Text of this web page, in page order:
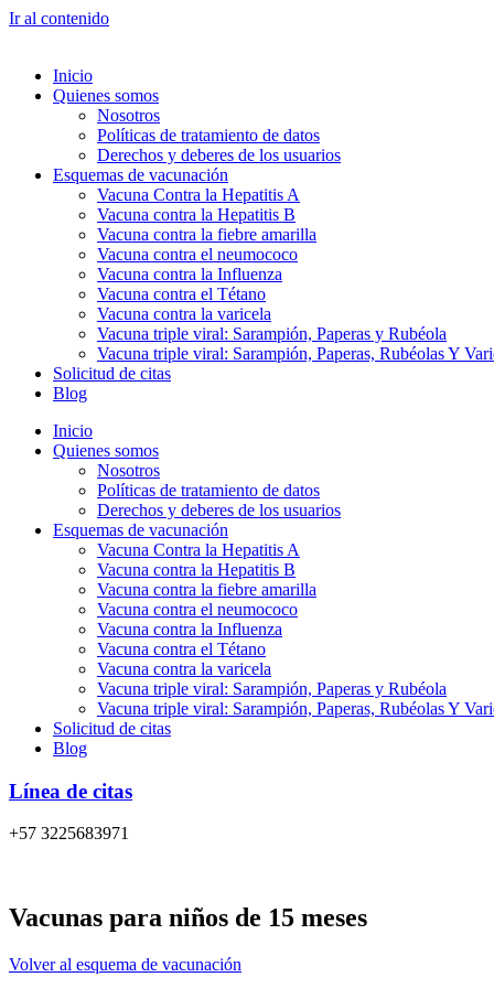
Ir al contenido
Inicio
Quienes somos
Nosotros
Políticas de tratamiento de datos
Derechos y deberes de los usuarios
Esquemas de vacunación
Vacuna Contra la Hepatitis A
Vacuna contra la Hepatitis B
Vacuna contra la fiebre amarilla
Vacuna contra el neumococo
Vacuna contra la Influenza
Vacuna contra el Tétano
Vacuna contra la varicela
Vacuna triple viral: Sarampión, Paperas y Rubéola
Vacuna triple viral: Sarampión, Paperas, Rubéolas Y
Solicitud de citas
Blog
Inicio
Quienes somos
Nosotros
Políticas de tratamiento de datos
Derechos y deberes de los usuarios
Esquemas de vacunación
Vacuna Contra la Hepatitis A
Vacuna contra la Hepatitis B
Vacuna contra la fiebre amarilla
Vacuna contra el neumococo
Vacuna contra la Influenza
Vacuna contra el Tétano
Vacuna contra la varicela
Vacuna triple viral: Sarampión, Paperas y Rubéola
Vacuna triple viral: Sarampión, Paperas, Rubéolas Y
Solicitud de citas
Blog
Línea de citas
+57 3225683971
Vacunas para niños de 15 meses
Volver al esquema de vacunación